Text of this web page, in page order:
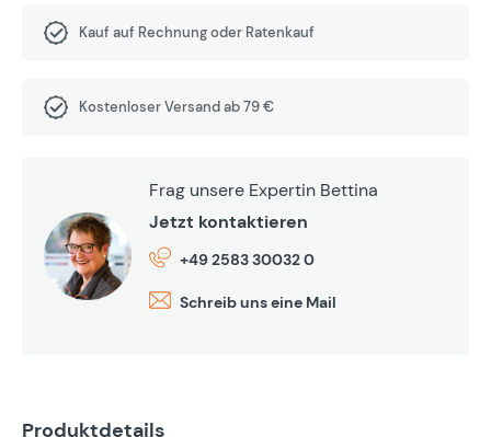
Kauf auf Rechnung oder Ratenkauf
Kostenloser Versand ab 79 €
Frag unsere Expertin Bettina
Jetzt kontaktieren
+49 2583 30032 0
Schreib uns eine Mail
Produktdetails